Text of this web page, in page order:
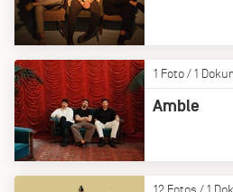
1 Foto / 1
Amble